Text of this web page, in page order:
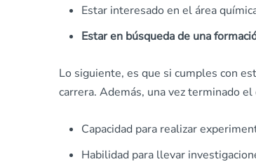
Estar interesado en el área
Estar en búsqueda de una
Lo siguiente, es que si cumples con
carrera. Además, una vez terminado
Capacidad para realizar
Habilidad para llevar